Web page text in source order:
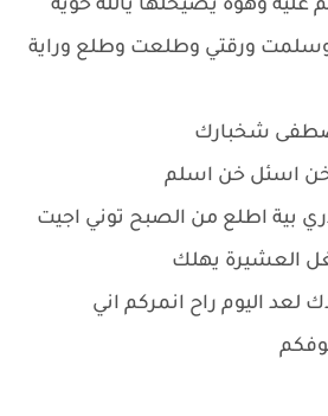
عليه وهوة يصيحلها يالله خوية
وسلمت ورقتي وطلعت وطلع وراية
شخبارك
اسئل خن اسلم
بية اطلع من الصبح توني اجيت
العشيرة يهلك
اليوم راح انمركم اني